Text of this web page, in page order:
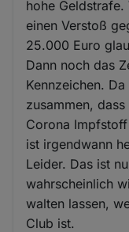
hohe
einen Verstoß
25.000 Euro
Dann noch das
Kennzeichen.
zusammen,
Corona
ist irgendwann
Leider. Das ist
wahrscheinlich
walten lassen,
Club ist.